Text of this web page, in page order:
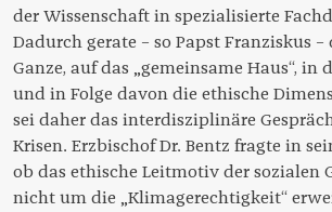
der Wissenschaft in spezialisierte
Dadurch gerate – so Papst Franziskus –
Ganze, auf das „gemeinsame Haus“, in
und in Folge davon die ethische
sei daher das interdisziplinäre
Krisen. Erzbischof Dr. Bentz fragte in
ob das ethische Leitmotiv der sozialen
nicht um die „Klimagerechtigkeit“